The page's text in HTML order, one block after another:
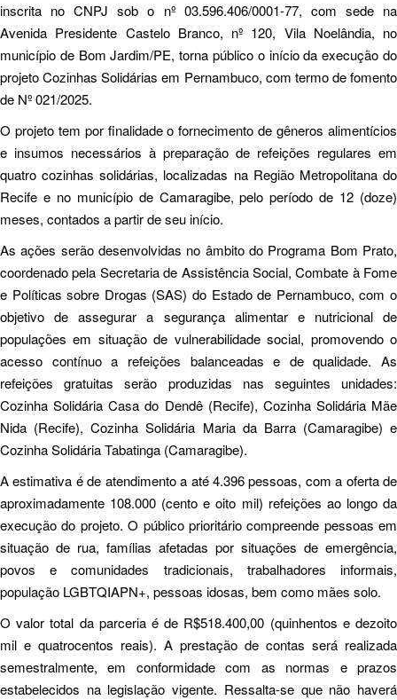
inscrita no CNPJ sob o nº 03.596.406/0001-77, com sede na
Avenida Presidente Castelo Branco, nº 120, Vila Noelândia, no
município de Bom Jardim/PE, torna público o início da execução do
projeto Cozinhas Solidárias em Pernambuco, com termo de fomento
de Nº 021/2025.
O projeto tem por finalidade o fornecimento de gêneros alimentícios
e insumos necessários à preparação de refeições regulares em
quatro cozinhas solidárias, localizadas na Região Metropolitana do
Recife e no município de Camaragibe, pelo período de 12 (doze)
meses, contados a partir de seu início.
As ações serão desenvolvidas no âmbito do Programa Bom Prato,
coordenado pela Secretaria de Assistência Social, Combate à Fome
e Políticas sobre Drogas (SAS) do Estado de Pernambuco, com o
objetivo de assegurar a segurança alimentar e nutricional de
populações em situação de vulnerabilidade social, promovendo o
acesso contínuo a refeições balanceadas e de qualidade. As
refeições gratuitas serão produzidas nas seguintes unidades:
Cozinha Solidária Casa do Dendê (Recife), Cozinha Solidária Mãe
Nida (Recife), Cozinha Solidária Maria da Barra (Camaragibe) e
Cozinha Solidária Tabatinga (Camaragibe).
A estimativa é de atendimento a até 4.396 pessoas, com a oferta de
aproximadamente 108.000 (cento e oito mil) refeições ao longo da
execução do projeto. O público prioritário compreende pessoas em
situação de rua, famílias afetadas por situações de emergência,
povos e comunidades tradicionais, trabalhadores informais,
população LGBTQIAPN+, pessoas idosas, bem como mães solo.
O valor total da parceria é de R$518.400,00 (quinhentos e dezoito
mil e quatrocentos reais). A prestação de contas será realizada
semestralmente, em conformidade com as normas e prazos
estabelecidos na legislação vigente. Ressalta-se que não haverá